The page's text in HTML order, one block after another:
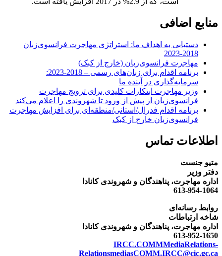
منابع اضافی
دستیابی به اهداف ما: استراتژی مهاجرت فرانسوی‌زبان
2018-2023
مهاجرت فرانسوی‌زبان (خارج از کبک)
برنامه اقدام برای زبان‌های رسمی – 2018-2023:
سرمایه‌گذاری در آینده ما
وزیر مهاجرت ابتکارات کلیدی برای ترویج مهاجرت
فرانسوی‌زبان از پیش از ورود تا شهروندی را اعلام می‌کند
برنامه اقدام فدرال/استانی/منطقه‌ای برای افزایش مهاجرت
فرانسوی‌زبان خارج از کبک
اطلاعات تماس
متیو جنست
دفتر وزیر
اداره مهاجرت، پناهندگان و شهروندی کانادا
613-954-1064
روابط رسانه‌ای
شاخه ارتباطات
اداره مهاجرت، پناهندگان و شهروندی کانادا
613-952-1650
IRCC.COMMMediaRelations-
RelationsmediasCOMM.IRCC@cic.gc.ca